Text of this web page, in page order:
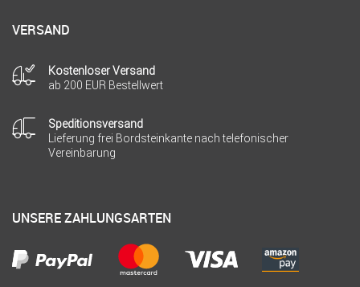
VERSAND
Kostenloser Versand
ab 200 EUR Bestellwert
Speditionsversand
Lieferung frei Bordsteinkante nach telefonischer
Vereinbarung
UNSERE ZAHLUNGSARTEN